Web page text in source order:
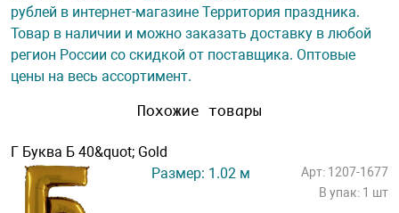
рублей в интернет-магазине Территория праздника.
Товар в наличии и можно заказать доставку в любой
регион России со скидкой от поставщика. Оптовые
цены на весь ассортимент.
Похожие товары
Г Буква Б 40&quot; Gold
Размер: 1.02 м
Арт: 1207-1677
В упак: 1 шт